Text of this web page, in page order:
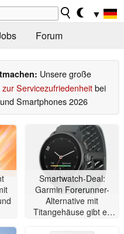
▼
Forum
Unsere große
zur Servicezufriedenheitbei
Smartphones 2026
Smartwatch-Deal:
Garmin Forerunner-
Alternative mit
Titangehäuse gibt es